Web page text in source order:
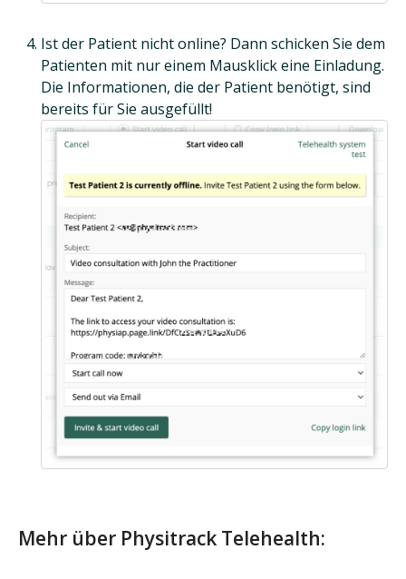
Ist der Patient nicht online? Dann schicken Sie dem
Patienten mit nur einem Mausklick eine Einladung.
Die Informationen, die der Patient benötigt, sind
bereits für Sie ausgefüllt!
Mehr über Physitrack Telehealth: